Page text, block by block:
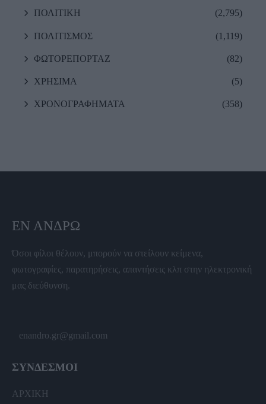
ΠΟΛΙΤΙΚΗ (2,795)
ΠΟΛΙΤΙΣΜΟΣ (1,119)
ΦΩΤΟΡΕΠΟΡΤΑΖ (82)
ΧΡΗΣΙΜΑ (5)
ΧΡΟΝΟΓΡΑΦΗΜΑΤΑ (358)
ΕΝ ΆΝΔΡΩ
Όσοι φίλοι θέλουν, μπορούν να στείλουν κείμενα,
φωτογραφίες, παρατηρήσεις, απαντήσεις κλπ στην ηλεκτρονική
μας διεύθυνση.
enandro.gr@gmail.com
ΣΥΝΔΕΣΜΟΙ
ΑΡΧΙΚΗ